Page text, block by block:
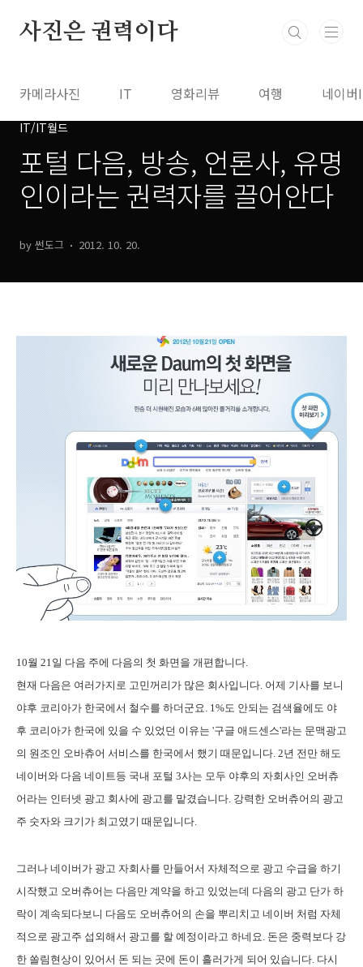
사진은 권력이다
카메라사진 IT 영화리뷰 여행 네이
IT/IT월드
포털 다음, 방송, 언론사, 유명
인이라는 권력자를 끌어안다
by 썬도그 2012. 10. 20.
10월 21일 다음 주에 다음의 첫 화면을 개편합니다.
현재 다음은 여러가지로 고민꺼리가 많은 회사입니다. 어제 기사를 보니
야후 코리아가 한국에서 철수를 하더군요. 1%도 안되는 검색율에도 야
후 코리아가 한국에 있을 수 있었던 이유는 '구글 애드센스'라는 문맥광고
의 원조인 오바츄어 서비스를 한국에서 했기 때문입니다. 2년 전만 해도
네이버와 다음 네이트등 국내 포털 3사는 모두 야후의 자회사인 오버츄
어라는 인터넷 광고 회사에 광고를 맡겼습니다. 강력한 오버츄어의 광고
주 숫자와 크기가 최고였기 때문입니다.
그러나 네이버가 광고 자회사를 만들어서 자체적으로 광고 수급을 하기
시작했고 오버츄어는 다음만 계약을 하고 있었는데 다음의 광고 단가 하
락이 계속되다보니 다음도 오버츄어의 손을 뿌리치고 네이버 처럼 자체
적으로 광고주 섭외해서 광고를 할 예정이라고 하네요. 돈은 중력보다 강
한 쏠림현상이 있어서 돈 되는 곳에 돈이 흘러가게 되어 있습니다. 다시